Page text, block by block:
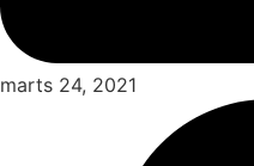
marts 24, 2021